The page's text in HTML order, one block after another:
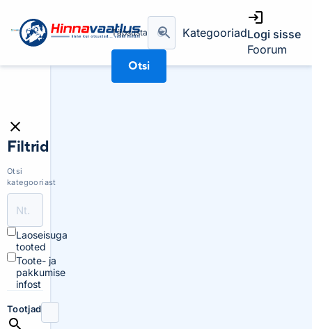
Täpsusta
Otsi
KategooriadLogi sisse
Foorum
Filtrid
Otsi
kategooriast
Laoseisuga
tooted
Toote- ja
pakkumise
infost
Tootjad